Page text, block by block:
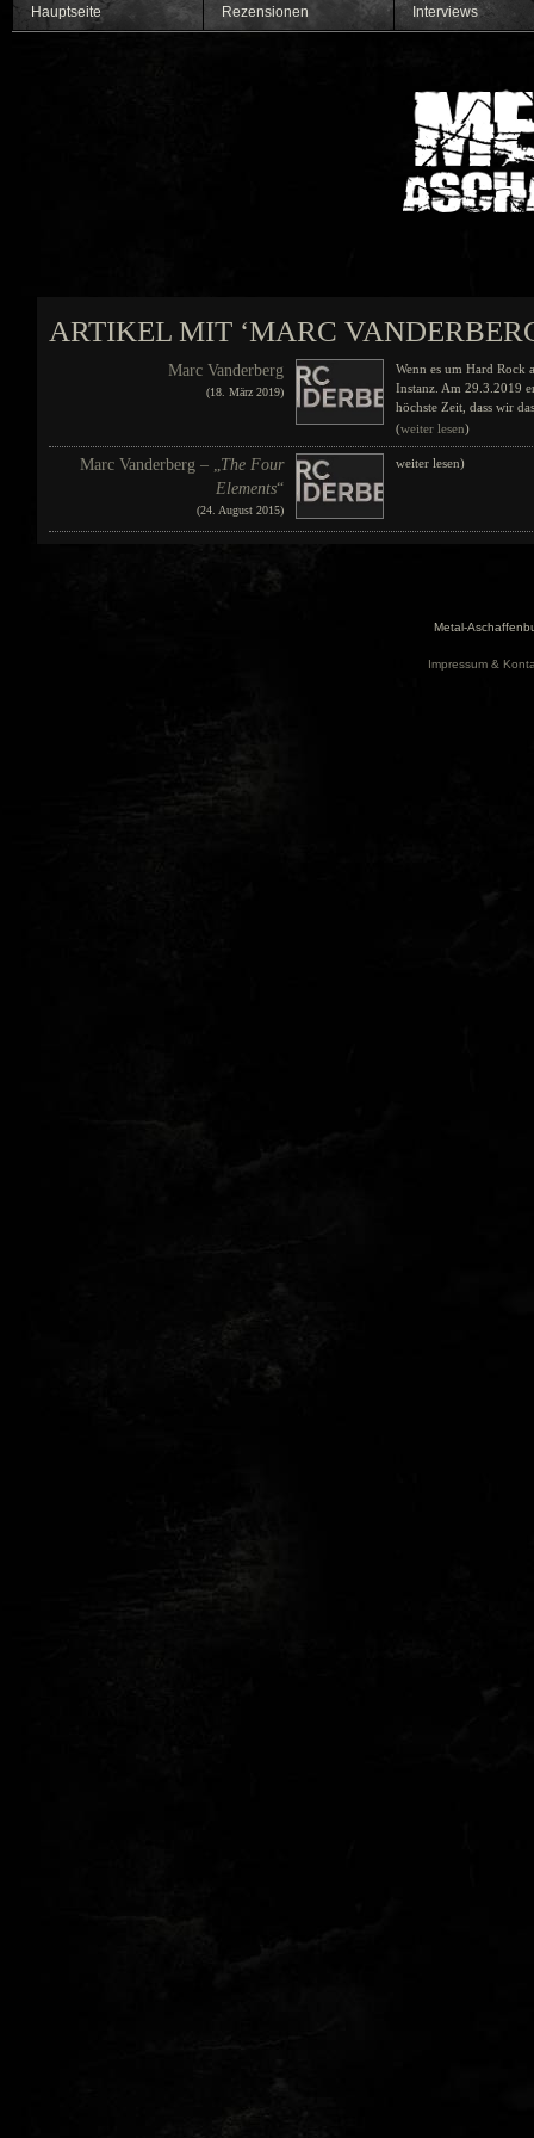
Hauptseite Rezensionen Interviews
ARTIKEL MIT ‘MARC
Marc Vanderberg
(18. März 2019)
Wenn es um Hard Rock
Instanz. Am 29.3.2019
höchste Zeit, dass wir
(weiter lesen)
Marc Vanderberg – „The Four
Elements“
(24. August 2015)
weiter lesen)
Metal-
Impressum &